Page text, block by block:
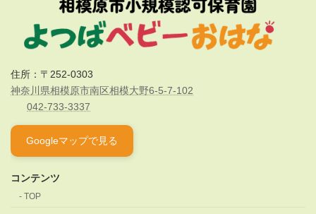
住所：〒252-0303
神奈川県相模原市南区相模大野6-5-7-102
042-733-3337
Googleマップで見る
コンテンツ
TOP